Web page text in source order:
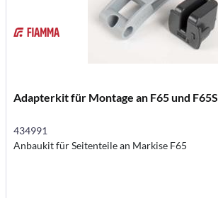
Adapterkit für Montage an F65 und F65S
434991
Anbaukit für Seitenteile an Markise F65